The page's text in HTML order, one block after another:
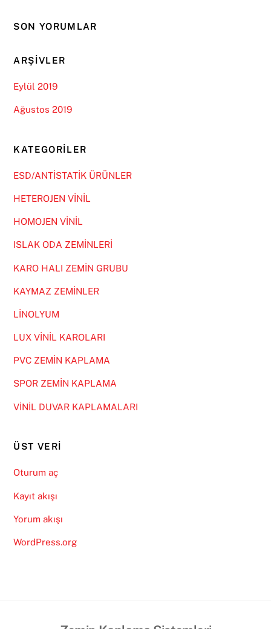
SON YORUMLAR
ARŞIVLER
Eylül 2019
Ağustos 2019
KATEGORILER
ESD/ANTİSTATİK ÜRÜNLER
HETEROJEN VİNİL
HOMOJEN VİNİL
ISLAK ODA ZEMİNLERİ
KARO HALI ZEMİN GRUBU
KAYMAZ ZEMİNLER
LİNOLYUM
LUX VİNİL KAROLARI
PVC ZEMİN KAPLAMA
SPOR ZEMİN KAPLAMA
VİNİL DUVAR KAPLAMALARI
ÜST VERI
Oturum aç
Kayıt akışı
Yorum akışı
WordPress.org